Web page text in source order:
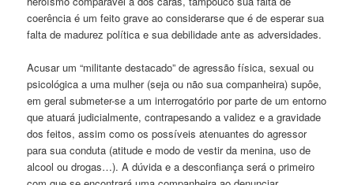
coerência é um feito grave ao considerarse que é de esperar sua
falta de madurez política e sua debilidade ante as adversidades.
Acusar um “militante destacado” de agressão física, sexual ou
psicológica a uma mulher (seja ou não sua companheira) supôe,
em geral submeter-se a um interrogatório por parte de um entorno
que atuará judicialmente, contrapesando a validez e a gravidade
dos feitos, assim como os possíveis atenuantes do agressor
para sua conduta (atitude e modo de vestir da menina, uso de
alcool ou drogas…). A dúvida e a desconfiança será o primeiro